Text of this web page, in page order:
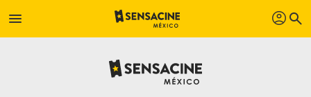
menu profil search